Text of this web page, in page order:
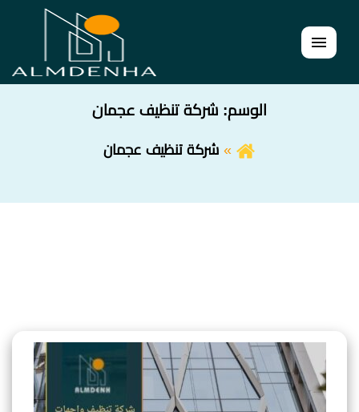
القائمة
الوسم: شركة تنظيف عجمان
شركة تنظيف عجمان